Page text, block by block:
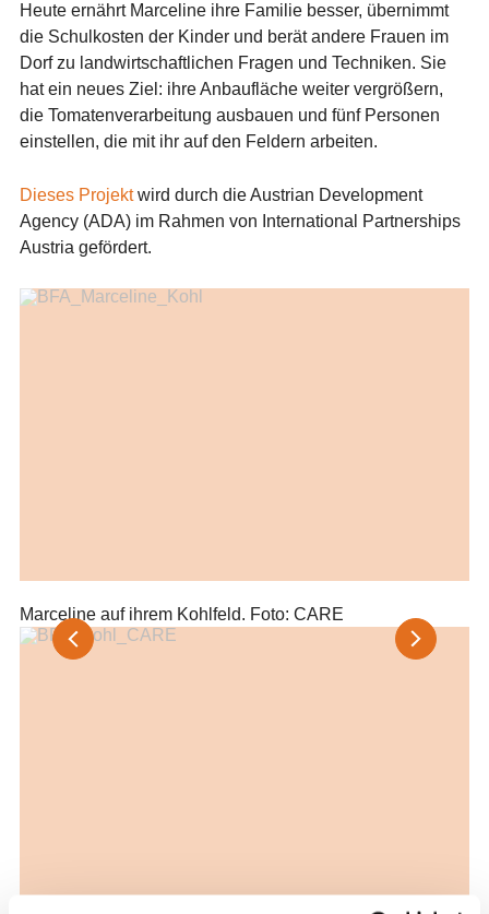
Heute ernährt Marceline ihre Familie besser, übernimmt
die Schulkosten der Kinder und berät andere Frauen im
Dorf zu landwirtschaftlichen Fragen und Techniken. Sie
hat ein neues Ziel: ihre Anbaufläche weiter vergrößern,
die Tomatenverarbeitung ausbauen und fünf Personen
einstellen, die mit ihr auf den Feldern arbeiten.
Dieses Projektwird durch die Austrian Development
Agency (ADA) im Rahmen von International Partnerships
Austria gefördert.
Marceline auf ihrem Kohlfeld. Foto: CARE